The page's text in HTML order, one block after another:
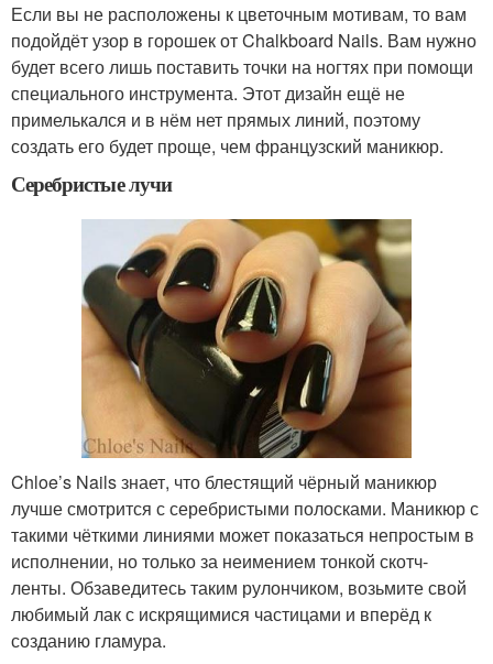
Если вы не расположены к цветочным мотивам, то вам
подойдёт узор в горошек от Chalkboard Nails. Вам нужно
будет всего лишь поставить точки на ногтях при помощи
специального инструмента. Этот дизайн ещё не
примелькался и в нём нет прямых линий, поэтому
создать его будет проще, чем французский маникюр.
Серебристые лучи
Chloe’s Nails знает, что блестящий чёрный маникюр
лучше смотрится с серебристыми полосками. Маникюр с
такими чёткими линиями может показаться непростым в
исполнении, но только за неимением тонкой скотч-
ленты. Обзаведитесь таким рулончиком, возьмите свой
любимый лак с искрящимися частицами и вперёд к
созданию гламура.